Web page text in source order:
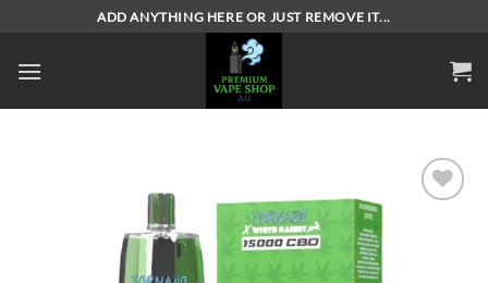
content
ADD ANYTHING HERE OR JUST REMOVE IT...